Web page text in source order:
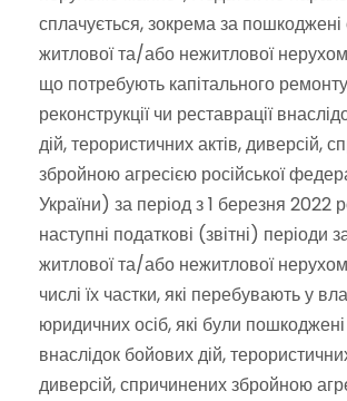
сплачується, зокрема за пошкоджені
житлової та/або нежитлової
що потребують капітального
реконструкції чи реставрації
дій, терористичних актів, диверсій,
збройною агресією російської
України) за період з 1 березня 2022
наступні податкові (звітні) періоди
житлової та/або нежитлової
числі їх частки, які перебувають у
юридичних осіб, які були
внаслідок бойових дій,
диверсій, спричинених збройною